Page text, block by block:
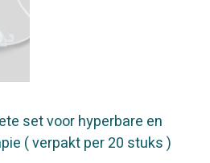
set voor hyperbare en
( verpakt per 20 stuks )